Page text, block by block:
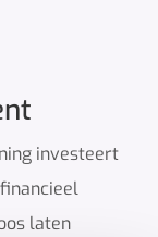
investeert
laten